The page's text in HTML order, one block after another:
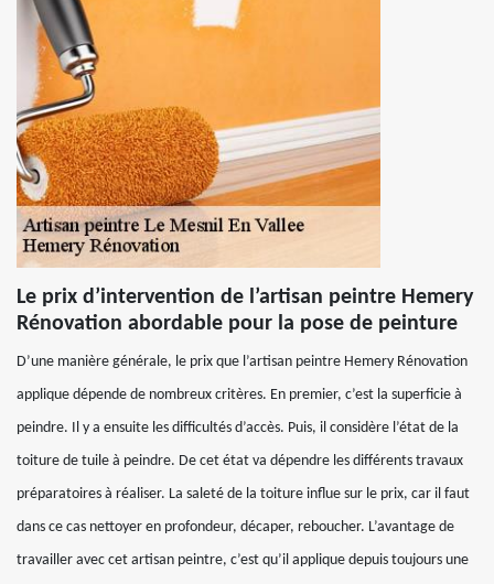
Le prix d’intervention de l’artisan peintre Hemery
Rénovation abordable pour la pose de peinture
D’une manière générale, le prix que l’artisan peintre Hemery Rénovation
applique dépende de nombreux critères. En premier, c’est la superficie à
peindre. Il y a ensuite les difficultés d’accès. Puis, il considère l’état de la
toiture de tuile à peindre. De cet état va dépendre les différents travaux
préparatoires à réaliser. La saleté de la toiture influe sur le prix, car il faut
dans ce cas nettoyer en profondeur, décaper, reboucher. L’avantage de
travailler avec cet artisan peintre, c’est qu’il applique depuis toujours une